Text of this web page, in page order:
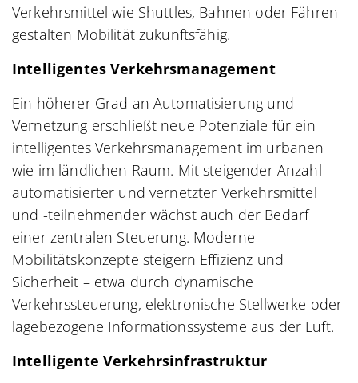
Verkehrsmittel wie Shuttles, Bahnen oder Fähren
gestalten Mobilität zukunftsfähig.
Intelligentes Verkehrsmanagement
Ein höherer Grad an Automatisierung und
Vernetzung erschließt neue Potenziale für ein
intelligentes Verkehrsmanagement im urbanen
wie im ländlichen Raum. Mit steigender Anzahl
automatisierter und vernetzter Verkehrsmittel
und -teilnehmender wächst auch der Bedarf
einer zentralen Steuerung. Moderne
Mobilitätskonzepte steigern Effizienz und
Sicherheit – etwa durch dynamische
Verkehrssteuerung, elektronische Stellwerke oder
lagebezogene Informationssysteme aus der Luft.
Intelligente Verkehrsinfrastruktur